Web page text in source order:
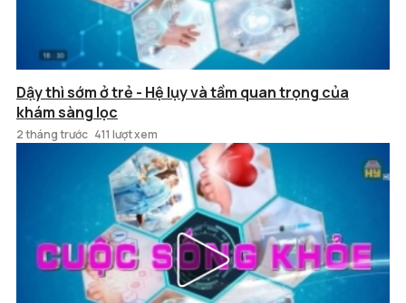
Dậy thì sớm ở trẻ - Hệ lụy và tầm quan trọng của
khám sàng lọc
2 tháng trước 411 lượt xem